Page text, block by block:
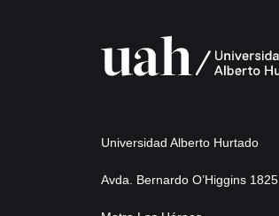
Universidad Alberto Hurtado
Avda. Bernardo O’Higgins 1825